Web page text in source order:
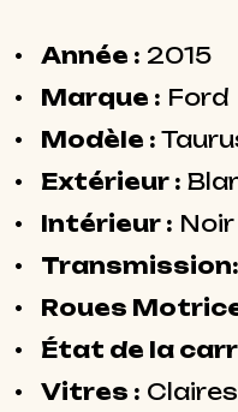
Année : 2015
Marque : Ford
Modèle :
Extérieur :
Intérieur : Noir
Transmission:
Roues
État de la
Vitres : Claires